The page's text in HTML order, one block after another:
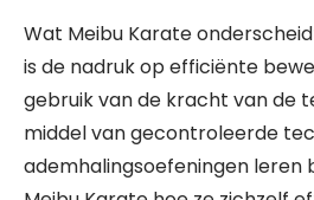
Wat Meibu Karate
is de nadruk op efficiënte
gebruik van de kracht van de
middel van gecontroleerde
ademhalingsoefeningen leren